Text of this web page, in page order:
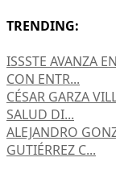
TRENDING:
ISSSTE AVANZA
CON ENTR...
CÉSAR GARZA
SALUD DI...
ALEJANDRO
GUTIÉRREZ C...